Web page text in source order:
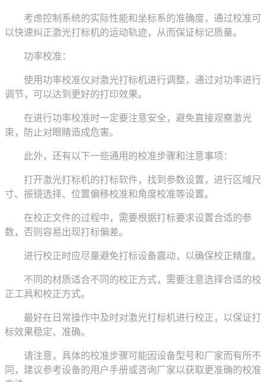
考虑控制系统的实际性能和坐标系的准确度，通过校准可
以快速纠正激光打标机的运动轨迹，从而保证标记质量。
功率校准：
使用功率校准仪对激光打标机进行调整，通过对功率进行
调节，可以达到更好的打印效果。
在进行功率校准时一定要注意安全，避免直接观察激光
束，防止对眼睛造成危害。
此外，还有以下一些通用的校准步骤和注意事项：
打开激光打标机的打标软件，找到参数设置，进行区域尺
寸、振镜选择、位置偏移校准和角度校准等设置。
在校正文件的过程中，需要根据打标要求设置合适的参
数，否则容易出现打标偏差。
进行校正时应尽量避免打标设备震动，以确保校正精度。
不同的材质适合不同的校正方式，需要注意选择合适的校
正工具和校正方式。
最好在日常操作中及时对激光打标机进行校正，以保证打
标效果稳定、准确。
请注意，具体的校准步骤可能因设备型号和厂家而有所不
同，建议参考设备的用户手册或咨询厂家以获取更准确的校准